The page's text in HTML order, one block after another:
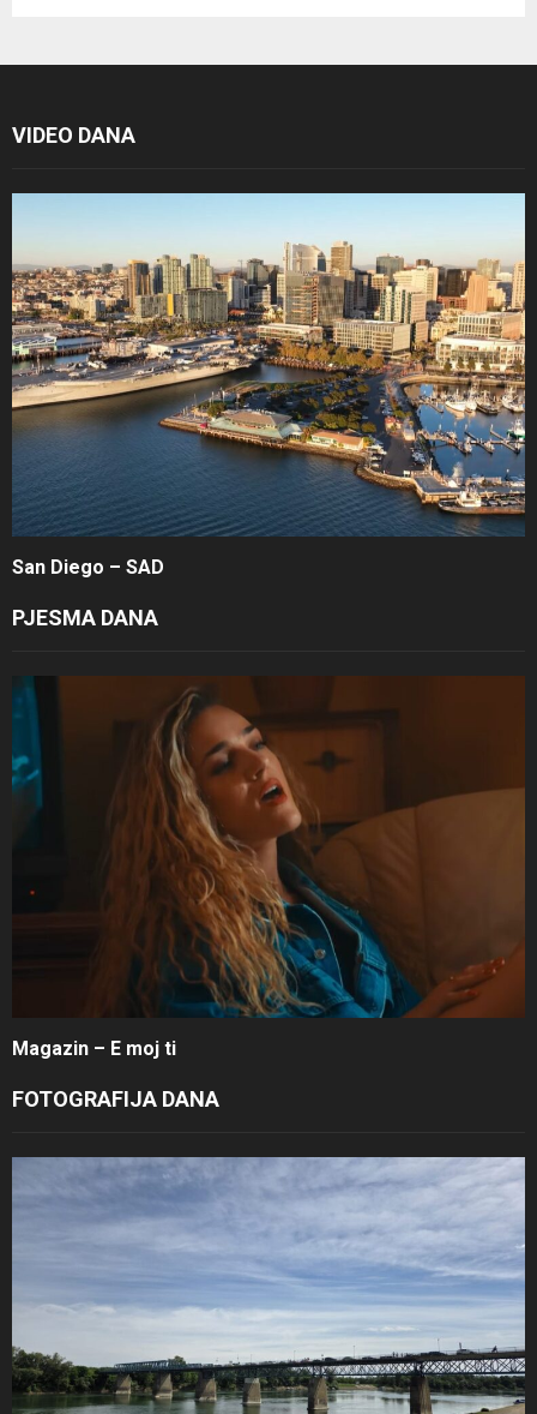
VIDEO DANA
San Diego – SAD
PJESMA DANA
Magazin – E moj ti
FOTOGRAFIJA DANA